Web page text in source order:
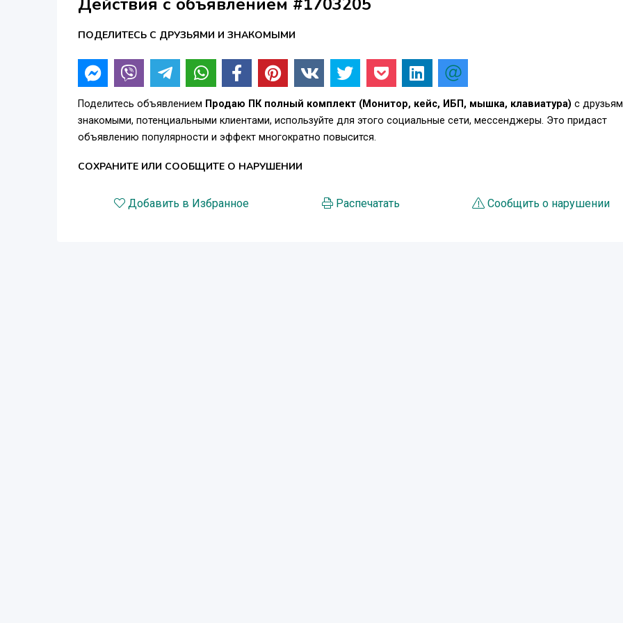
ПОДЕЛИТЕСЬ С ДРУЗЬЯМИ И ЗНАКОМЫМИ
Поделитесь объявлением Продаю ПК полный комплект (Монитор, кейс, ИБП, мышка, клавиатура) с
знакомыми, потенциальными клиентами, используйте для этого социальные сети, мессенджеры. Это придаст
объявлению популярности и эффект многократно повысится.
СОХРАНИТЕ ИЛИ СООБЩИТЕ О НАРУШЕНИИ
Добавить в Избранное Распечатать Сообщить о нарушении